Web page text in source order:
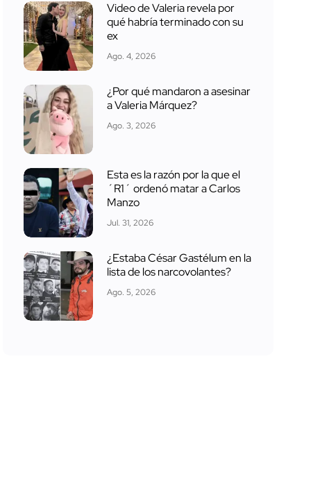
Video de Valeria revela por
qué habría terminado con su
ex
Ago. 4, 2026
¿Por qué mandaron a asesinar
a Valeria Márquez?
Ago. 3, 2026
Esta es la razón por la que el
´R1´ ordenó matar a Carlos
Manzo
Jul. 31, 2026
¿Estaba César Gastélum en la
lista de los narcovolantes?
Ago. 5, 2026